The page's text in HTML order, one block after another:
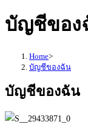
บัญชีของ
Home>
บัญชีของฉัน
บัญชีของฉัน